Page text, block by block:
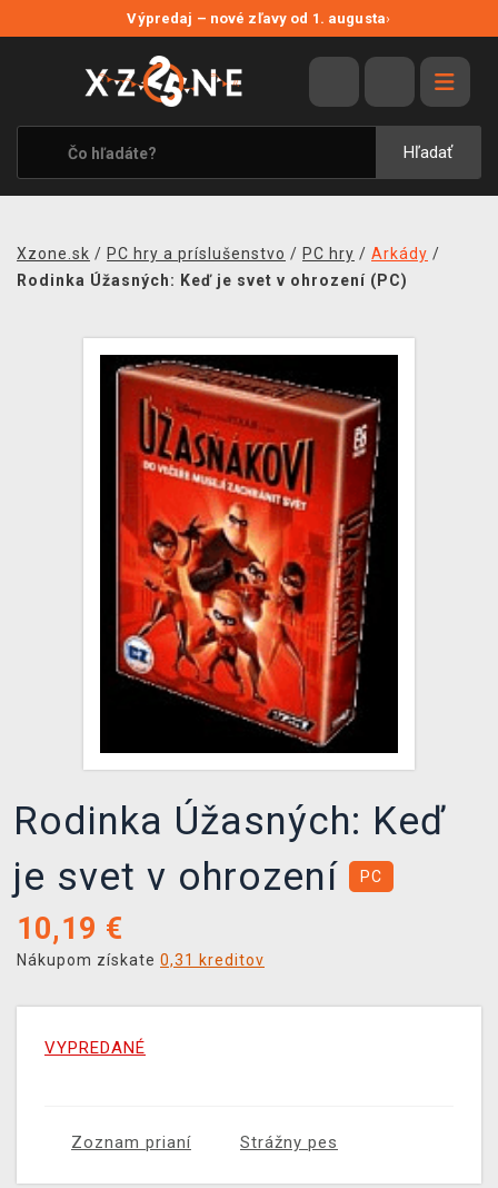
Výpredaj – nové zľavy od 1. augusta›
Hľadať
VÝPREDAJ
VIDEOHRY
XZONE ORIGINALS
TEMATIKY
MERCHANDISE
XZONE KLUB
Xzone.sk / PC hry a príslušenstvo / PC hry / Arkády /
Rodinka Úžasných: Keď je svet v ohrození (PC)
Rodinka Úžasných: Keď
je svet v ohrození
PC
10,19 €
Nákupom získate 0,31 kreditov
VYPREDANÉ
Zoznam prianí Strážny pes